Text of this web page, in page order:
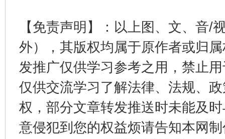
【免责声明】：以上图、文、音/
外），其版权均属于原作者或归
发推广仅供学习参考之用，禁止
仅供交流学习了解法律、法规、
权，部分文章转发推送时未能及
意侵犯到您的权益烦请告知本网
东山县通报“牛蛙产品抗生素超标问题”